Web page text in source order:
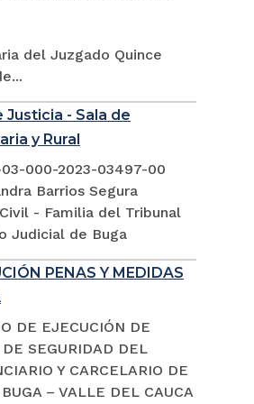
del Juzgado Quince
- Sala de
y Rural
03-000-2023-03497-00
Barrios Segura
- Familia del Tribunal
Judicial de Buga
PENAS Y MEDIDAS
DE EJECUCIÓN DE
SEGURIDAD DEL
Y CARCELARIO DE
– VALLE DEL CAUCA